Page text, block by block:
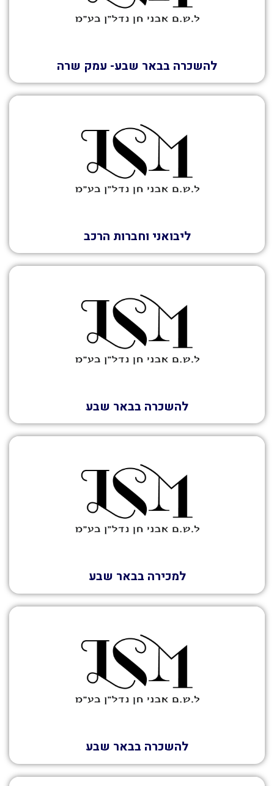
להשכרה בבאר שבע- עמק שרה
ליבואני וחברות הרכב
להשכרה בבאר שבע
למכירה בבאר שבע
להשכרה בבאר שבע